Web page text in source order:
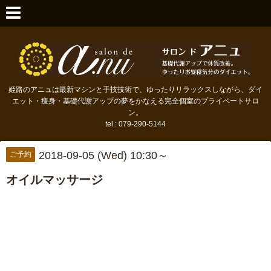
姫路のアニュは最新マシンと手技技術で、ゆったりリラックスしながら、ダイ
エット・痩身・基礎代謝アップの夢をかなえる完全個室のプライベートサロ
ン。
tel : 079-290-5144
ご予約 2018-09-05 (Wed) 10:30～
オイルマッサージ